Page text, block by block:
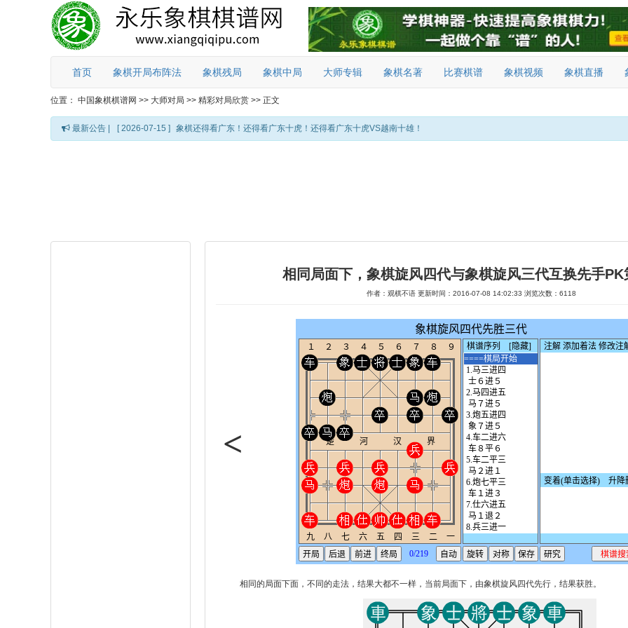
首页 象棋开局布阵法 象棋残局 象棋中局 大师专辑 象棋名著 比赛棋谱 象棋视频 象棋直播
位置： 中国象棋棋谱网 >> 大师对局 >> 精彩对局欣赏 >> 正文
最新公告 | [ 2026-07-15 ] 象棋还得看广东！还得看广东十虎！还得看广东十虎VS越南十雄！
相同局面下，象棋旋风四代与象棋旋风三代互换先手PK
作者：观棋不语 更新时间：2016-07-08 14:02:33 浏览次数：6118
相同的局面下面，不同的走法，结果大都不一样，当前局面下，由象棋旋风四代先行，结果获胜。
<